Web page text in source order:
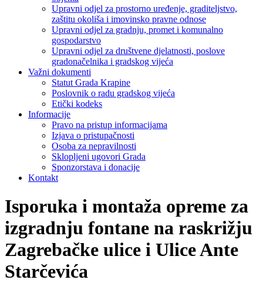
Upravni odjel za prostorno uređenje, graditeljstvo,
zaštitu okoliša i imovinsko pravne odnose
Upravni odjel za gradnju, promet i komunalno
gospodarstvo
Upravni odjel za društvene djelatnosti, poslove
gradonačelnika i gradskog vijeća
Važni dokumenti
Statut Grada Krapine
Poslovnik o radu gradskog vijeća
Etički kodeks
Informacije
Pravo na pristup informacijama
Izjava o pristupačnosti
Osoba za nepravilnosti
Sklopljeni ugovori Grada
Sponzorstava i donacije
Kontakt
Isporuka i montaža opreme za
izgradnju fontane na raskrižju
Zagrebačke ulice i Ulice Ante
Starčevića